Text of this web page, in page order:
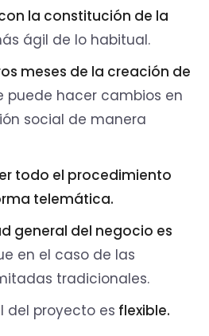
la constitución de la
ágil de lo habitual.
meses de la creación de
puede hacer cambios en
social de manera
todo el procedimiento
telemática.
general del negocio es
en el caso de las
tradicionales.
del proyecto es flexible.